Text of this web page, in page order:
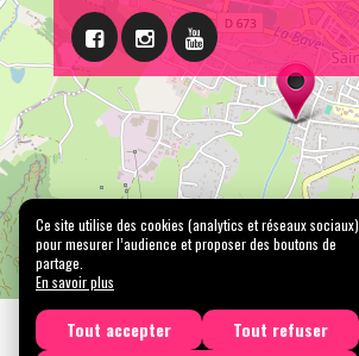
Mentions légales Confidentialité
Ce site utilise des cookies (analytics et réseaux sociaux)
pour mesurer l’audience et proposer des boutons de
partage.
En savoir plus
Tout accepter Tout refuser